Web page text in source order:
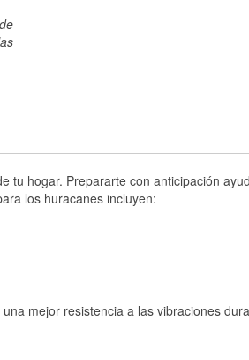
tu hogar. Prepararte con anticipación
los huracanes incluyen:
mejor resistencia a las vibraciones